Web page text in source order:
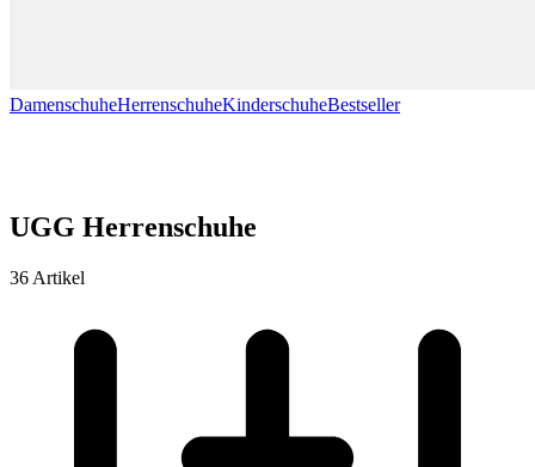
DamenschuheHerrenschuheKinderschuheBestseller
UGG Herrenschuhe
36 Artikel